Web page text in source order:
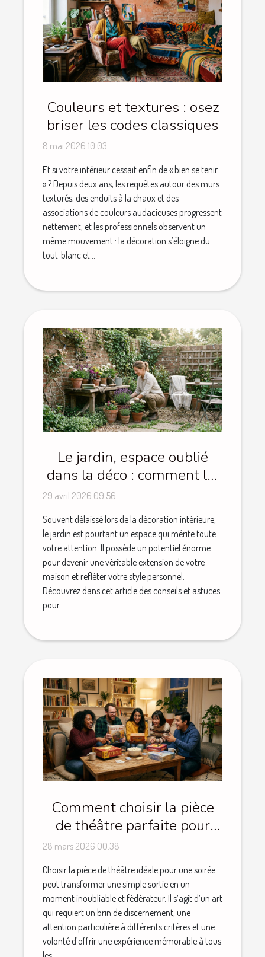
Couleurs et textures : osez
briser les codes classiques
8 mai 2026 10:03
Et si votre intérieur cessait enfin de « bien se tenir
» ? Depuis deux ans, les requêtes autour des murs
texturés, des enduits à la chaux et des
associations de couleurs audacieuses progressent
nettement, et les professionnels observent un
même mouvement : la décoration s’éloigne du
tout-blanc et...
Le jardin, espace oublié
dans la déco : comment lui
redonner du style
29 avril 2026 09:56
Souvent délaissé lors de la décoration intérieure,
le jardin est pourtant un espace qui mérite toute
votre attention. Il possède un potentiel énorme
pour devenir une véritable extension de votre
maison et refléter votre style personnel.
Découvrez dans cet article des conseils et astuces
pour...
Comment choisir la pièce
de théâtre parfaite pour
une soirée réussie ?
28 mars 2026 00:38
Choisir la pièce de théâtre idéale pour une soirée
peut transformer une simple sortie en un
moment inoubliable et fédérateur. Il s’agit d’un art
qui requiert un brin de discernement, une
attention particulière à différents critères et une
volonté d’offrir une expérience mémorable à tous